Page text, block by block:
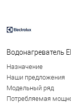
Водонагреватель
Назначение
Наши предложения
Модельный ряд
Потребляемая